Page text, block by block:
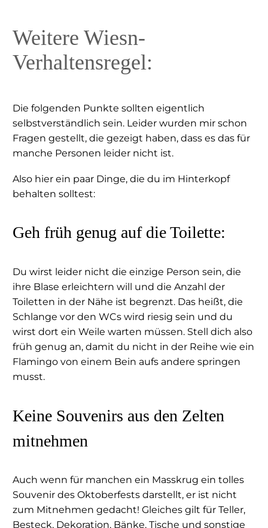
Weitere Wiesn-
Verhaltensregel:
Die folgenden Punkte sollten eigentlich
selbstverständlich sein. Leider wurden mir schon
Fragen gestellt, die gezeigt haben, dass es das für
manche Personen leider nicht ist.
Also hier ein paar Dinge, die du im Hinterkopf
behalten solltest:
Geh früh genug auf die Toilette:
Du wirst leider nicht die einzige Person sein, die
ihre Blase erleichtern will und die Anzahl der
Toiletten in der Nähe ist begrenzt. Das heißt, die
Schlange vor den WCs wird riesig sein und du
wirst dort ein Weile warten müssen. Stell dich also
früh genug an, damit du nicht in der Reihe wie ein
Flamingo von einem Bein aufs andere springen
musst.
Keine Souvenirs aus den Zelten
mitnehmen
Auch wenn für manchen ein Masskrug ein tolles
Souvenir des Oktoberfests darstellt, er ist nicht
zum Mitnehmen gedacht! Gleiches gilt für Teller,
Besteck, Dekoration, Bänke, Tische und sonstige